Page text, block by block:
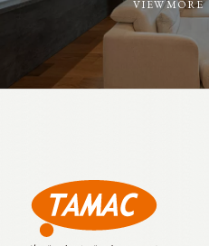
VIEW MORE